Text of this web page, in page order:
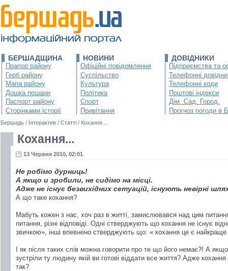
БЕРШАДЩИНА
Прапор району
Герб району
Мапа району
Дошка пошани
Паспорт району
Сторінками історії
НОВИНИ
Офіційні повідомлення
Суспільство
Культура
Політика
Спорт
Привітання
ДОВІДНИКИ
Підприємства та
Телефонні
Телефонні коди
Поштові індекси
Дім. Сад. Город.
Прогноз погоди в
Бершадь / Інтерактив / Статті / Кохання...
Кохання...
13 Червня 2010, 02:01
Не робімо дурниць!
А якщо и зробили, не сидімо на місці.
Адже не існує безвихідних сетуацій, існують невірні
А що таке кохання?
Мабуть кожен з нас, хоч раз в житті, замислювався над цим
питання, різні відповіді. Одні стверджують що кохання не існує
звичкою», інші впевнено стверджують що: « кохання це є
І як після таких слів можна говорити про те що його немає?! А
зустріли ту людину якій ви готові віддати все життя? Адже
так?